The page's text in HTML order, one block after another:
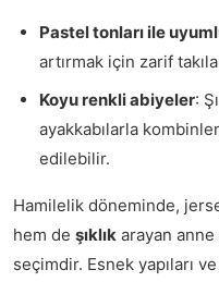
Pastel tonları ile
artırmak için zarif
Koyu renkli abiyeler:
ayakkabılarla
edilebilir.
Hamilelik döneminde,
hem de şıklık arayan
seçimdir. Esnek yapıları